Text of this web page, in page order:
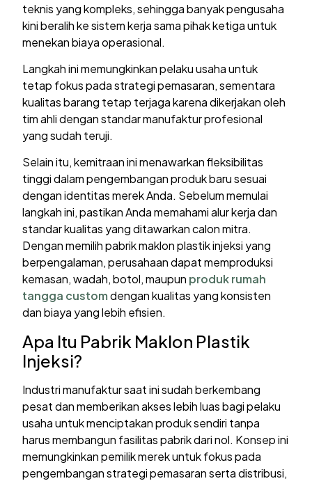
teknis yang kompleks, sehingga banyak pengusaha
kini beralih ke sistem kerja sama pihak ketiga untuk
menekan biaya operasional.
Langkah ini memungkinkan pelaku usaha untuk
tetap fokus pada strategi pemasaran, sementara
kualitas barang tetap terjaga karena dikerjakan oleh
tim ahli dengan standar manufaktur profesional
yang sudah teruji.
Selain itu, kemitraan ini menawarkan fleksibilitas
tinggi dalam pengembangan produk baru sesuai
dengan identitas merek Anda. Sebelum memulai
langkah ini, pastikan Anda memahami alur kerja dan
standar kualitas yang ditawarkan calon mitra.
Dengan memilih pabrik maklon plastik injeksi yang
berpengalaman, perusahaan dapat memproduksi
kemasan, wadah, botol, maupun produk rumah
tangga customdengan kualitas yang konsisten
dan biaya yang lebih efisien.
Apa Itu Pabrik Maklon Plastik
Injeksi?
Industri manufaktur saat ini sudah berkembang
pesat dan memberikan akses lebih luas bagi pelaku
usaha untuk menciptakan produk sendiri tanpa
harus membangun fasilitas pabrik dari nol. Konsep ini
memungkinkan pemilik merek untuk fokus pada
pengembangan strategi pemasaran serta distribusi,